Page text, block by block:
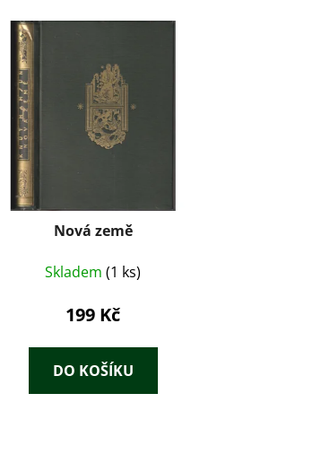
Nová země
Skladem(1 ks)
199 Kč
DO KOŠÍKU